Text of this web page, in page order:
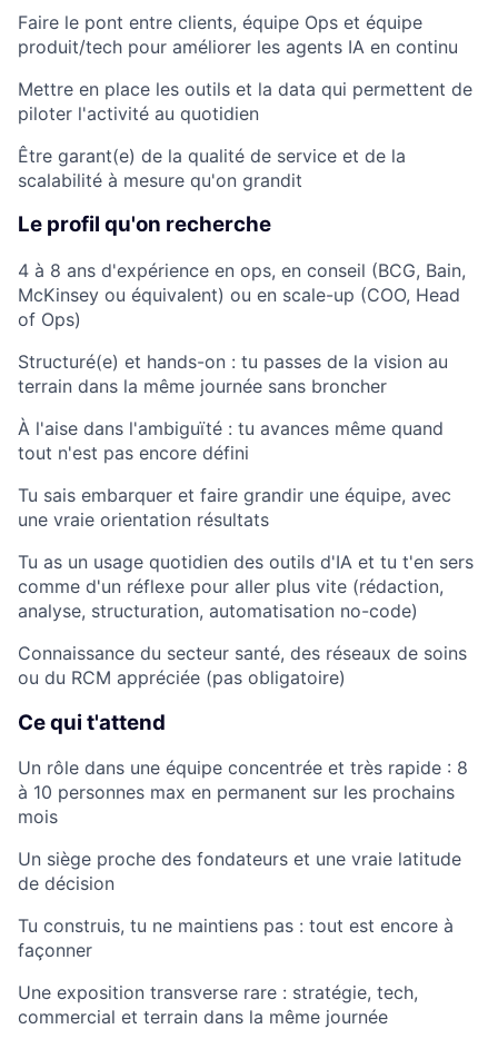
Faire le pont entre clients, équipe Ops et équipe
produit/tech pour améliorer les agents IA en continu
Mettre en place les outils et la data qui permettent de
piloter l'activité au quotidien
Être garant(e) de la qualité de service et de la
scalabilité à mesure qu'on grandit
Le profil qu'on recherche
4 à 8 ans d'expérience en ops, en conseil (BCG, Bain,
McKinsey ou équivalent) ou en scale-up (COO, Head
of Ops)
Structuré(e) et hands-on : tu passes de la vision au
terrain dans la même journée sans broncher
À l'aise dans l'ambiguïté : tu avances même quand
tout n'est pas encore défini
Tu sais embarquer et faire grandir une équipe, avec
une vraie orientation résultats
Tu as un usage quotidien des outils d'IA et tu t'en sers
comme d'un réflexe pour aller plus vite (rédaction,
analyse, structuration, automatisation no-code)
Connaissance du secteur santé, des réseaux de soins
ou du RCM appréciée (pas obligatoire)
Ce qui t'attend
Un rôle dans une équipe concentrée et très rapide : 8
à 10 personnes max en permanent sur les prochains
mois
Un siège proche des fondateurs et une vraie latitude
de décision
Tu construis, tu ne maintiens pas : tout est encore à
façonner
Une exposition transverse rare : stratégie, tech,
commercial et terrain dans la même journée